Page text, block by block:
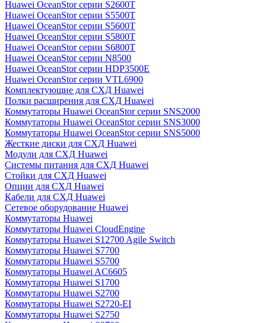
Huawei OceanStor серии S2600T
Huawei OceanStor серии S5500T
Huawei OceanStor серии S5600T
Huawei OceanStor серии S5800T
Huawei OceanStor серии S6800T
Huawei OceanStor серии N8500
Huawei OceanStor серии HDP3500E
Huawei OceanStor серии VTL6900
Комплектующие для СХД Huawei
Полки расширения для СХД Huawei
Коммутаторы Huawei OceanStor серии SNS2000
Коммутаторы Huawei OceanStor серии SNS3000
Коммутаторы Huawei OceanStor серии SNS5000
Жесткие диски для СХД Huawei
Модули для СХД Huawei
Системы питания для СХД Huawei
Стойки для СХД Huawei
Опции для СХД Huawei
Кабели для СХД Huawei
Сетевое оборудование Huawei
Коммутаторы Huawei
Коммутаторы Huawei CloudEngine
Коммутаторы Huawei S12700 Agile Switch
Коммутаторы Huawei S7700
Коммутаторы Huawei S5700
Коммутаторы Huawei AC6605
Коммутаторы Huawei S1700
Коммутаторы Huawei S2700
Коммутаторы Huawei S2720-EI
Коммутаторы Huawei S2750